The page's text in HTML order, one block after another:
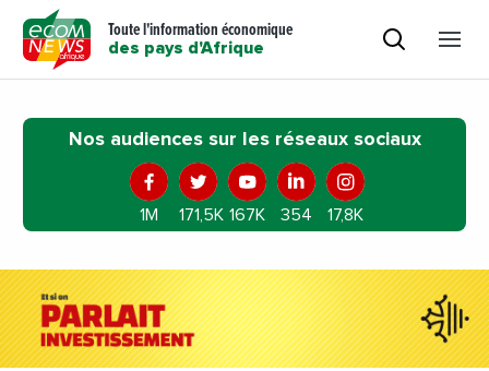
Toute l'information économique
des pays d'Afrique
Nos audiences sur les réseaux sociaux
1M 171,5K 167K 354 17,8K